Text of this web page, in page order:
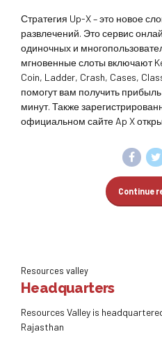
Стратегия Up-X – это новое
развлечений. Это сервис
одиночных и
мгновенные слоты включают
Coin, Ladder, Crash, Cases,
помогут вам получить
минут. Также
официальном сайте Ap X
Continue
Resources valley
Headquarters
Resources Valley is
Rajasthan